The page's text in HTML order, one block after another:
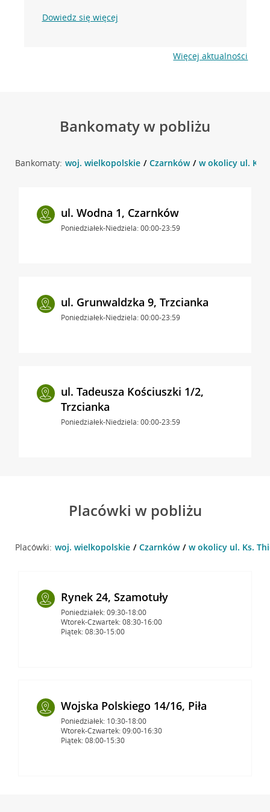
Dowiedz się więcej
Więcej aktualności
Bankomaty w pobliżu
Bankomaty: woj. wielkopolskie Czarnków w okolicy ul. Ks.
ul. Wodna 1, Czarnków
Poniedziałek-Niedziela: 00:00-23:59
ul. Grunwaldzka 9, Trzcianka
Poniedziałek-Niedziela: 00:00-23:59
ul. Tadeusza Kościuszki 1/2,
Trzcianka
Poniedziałek-Niedziela: 00:00-23:59
Placówki w pobliżu
Placówki: woj. wielkopolskie Czarnków w okolicy ul. Ks.
Rynek 24, Szamotuły
Poniedziałek: 09:30-18:00
Wtorek-Czwartek: 08:30-16:00
Piątek: 08:30-15:00
Wojska Polskiego 14/16, Piła
Poniedziałek: 10:30-18:00
Wtorek-Czwartek: 09:00-16:30
Piątek: 08:00-15:30